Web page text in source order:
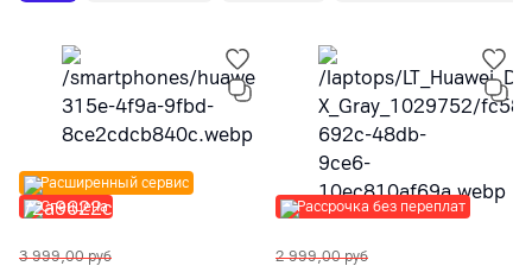
Спеццена
Расширенный сервис
3 999,00 руб
Рассрочка без переплат
2 999,00 руб